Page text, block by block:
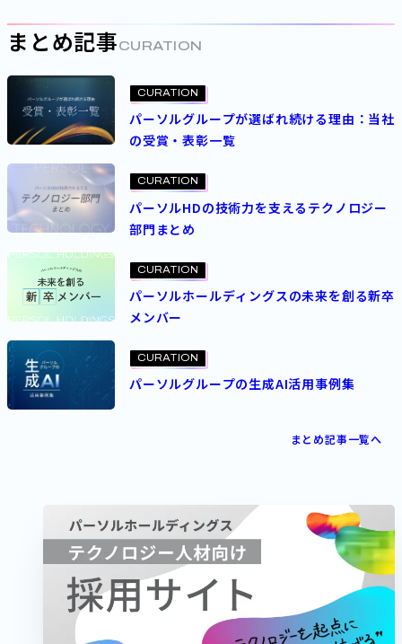
まとめ記事 CURATION
CURATION
パーソルグループが選ばれ続ける理由：当社
の受賞・表彰一覧
CURATION
パーソルHDの技術力を支えるテクノロジー
部門まとめ
CURATION
パーソルホールディングスの未来を創る新卒
メンバー
CURATION
パーソルグループの生成AI活用事例集
まとめ記事一覧へ